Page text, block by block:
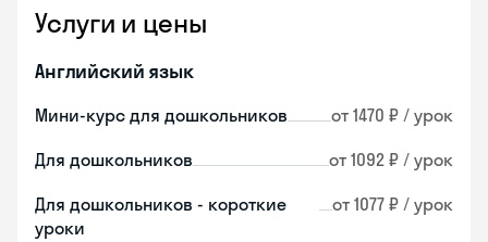
Услуги и цены
Английский язык
Мини-курс для дошкольников от 1470 ₽ / урок
Для дошкольников от 1092 ₽ / урок
Для дошкольников - короткие
уроки
от 1077 ₽ / урок